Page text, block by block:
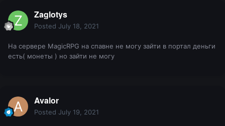
Zaglotys
Posted July 18, 2021
На сервере MagicRPG на спавне не могу зайти в портал деньги
есть( монеты ) но зайти не могу
Avalor
Posted July 19, 2021